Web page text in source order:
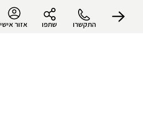
התקשרו שתפו אזור אישי